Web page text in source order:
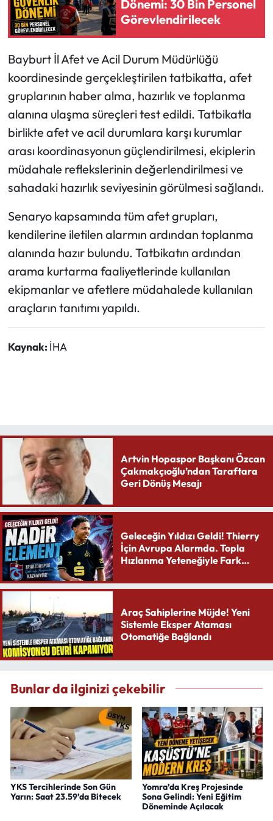
Dönemi: 30 Bin Personel
Görevlendirilecek
Bayburt İl Afet ve Acil Durum Müdürlüğü
koordinesinde gerçekleştirilen tatbikatta, afet
gruplarının haber alma, hazırlık ve toplanma
alanına ulaşma süreçleri test edildi. Tatbikatla
birlikte afet ve acil durumlara karşı kurumlar
arası koordinasyonun güçlendirilmesi, ekiplerin
müdahale reflekslerinin değerlendirilmesi ve
sahadaki hazırlık seviyesinin görülmesi sağlandı.
Senaryo kapsamında tüm afet grupları,
kendilerine iletilen alarmın ardından toplanma
alanında hazır bulundu. Tatbikatın ardından
arama kurtarma faaliyetlerinde kullanılan
ekipmanlar ve afetlere müdahalede kullanılan
araçların tanıtımı yapıldı.
Kaynak: İHA
Artvin Hopaspor Başkanı Özcan
Çakmakçıoğlu’ndan Taraftara
Geri Dönüş Mesajı
Geleceğin Yıldızı Geldi! Thierry
İçin Avrupa Alarmda. Topla
Hızlanma Yeteneğiyle Fark
Araç Sahiplerine Müjde! Yeni
Sistemle Eksper Ataması
Otomatiğe Bağlandı
Bunlar da ilginizi çekebilir
YKS Tercihlerinde Son Gün
Yarın: Saat 23.59’da Bitecek
Yomra’da Kreş Projesinde
Sona Gelindi: Yeni Eğitim
Döneminde Açılacak
Ekonomi
Sağlık
Turizm
Teknoloji